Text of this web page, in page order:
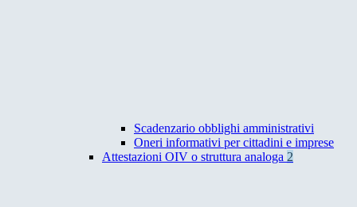
Scadenzario obblighi amministrativi
Oneri informativi per cittadini e imprese
Attestazioni OIV o struttura analoga 2